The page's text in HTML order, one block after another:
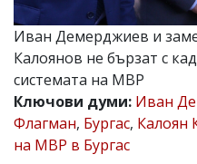
редактор:
Иван
Колев,
email:
office@flagman.bg
Коментарите
под
статиите
се
Иван Демерджиев и
Калоянов не бързат с
системата на МВР
Ключови думи: Иван
Флагман, Бургас, Калоян
на МВР в Бургас